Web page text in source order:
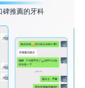
碑推薦的牙科